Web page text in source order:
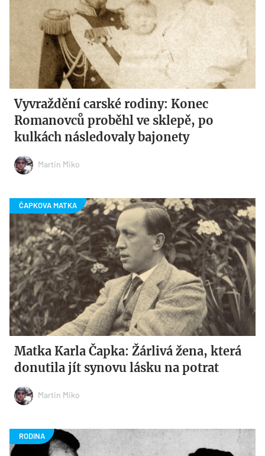
Vyvraždění carské rodiny: Konec
Romanovců proběhl ve sklepě, po
kulkách následovaly bajonety
Martin Miko
Matka Karla Čapka: Žárlivá žena, která
donutila jít synovu lásku na potrat
Martin Miko